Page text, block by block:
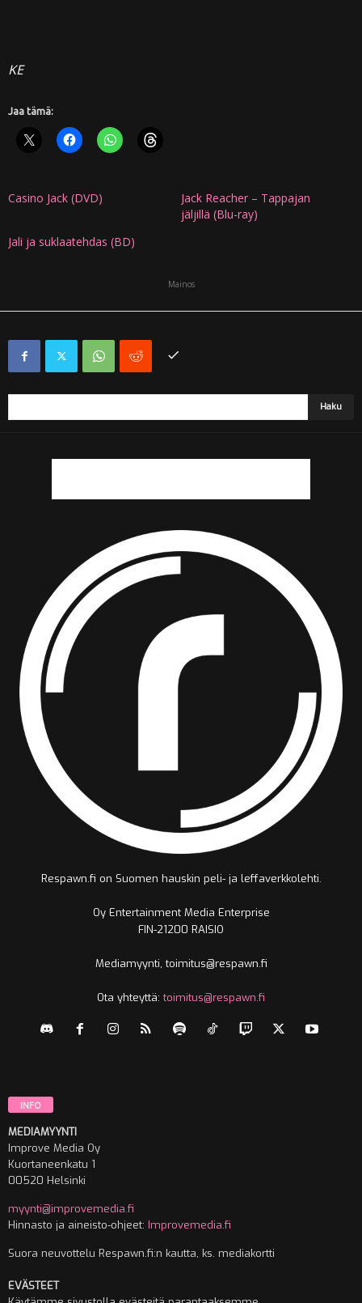
KE
Jaa tämä:
Casino Jack (DVD)
Jack Reacher – Tappajan
jäljillä (Blu-ray)
Jali ja suklaatehdas (BD)
Mainos
Respawn.fi on Suomen hauskin peli- ja leffaverkkolehti.
Oy Entertainment Media Enterprise
FIN-21200 RAISIO
Mediamyynti, toimitus@respawn.fi
Ota yhteyttä:toimitus@respawn.fi
INFO
MEDIAMYYNTI
Improve Media Oy
Kuortaneenkatu 1
00520 Helsinki
myynti@improvemedia.fi
Hinnasto ja aineisto-ohjeet: Improvemedia.fi
Suora neuvottelu Respawn.fi:n kautta, ks. mediakortti
EVÄSTEET